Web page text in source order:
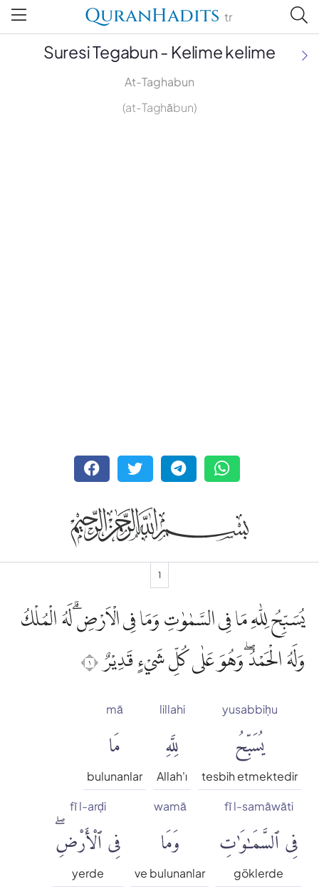
QuranHadits tr
Suresi Tegabun - Kelime kelime
At-Taghabun
(at-Taghābun)
1
يُسَبِّحُ لِلّٰهِ مَا فِى السَّمٰوٰتِ وَمَا فِى الْاَرْضِۗ لَهُ الْمُلْكُ
وَلَهُ الْحَمْدُۖ وَهُوَ عَلٰى كُلِّ شَيْءٍ قَدِيْرٌ ١
yusabbiḥu
يُسَبِّحُ
tesbih etmektedir
lillahi
لِلَّهِ
Allah'ı
mā
مَا
bulunanlar
fī l-samāwāti
فِى ٱلسَّمَٰوَٰتِ
göklerde
wamā
وَمَا
ve bulunanlar
fī l-arḍi
فِى ٱلْأَرْضِۖ
yerde